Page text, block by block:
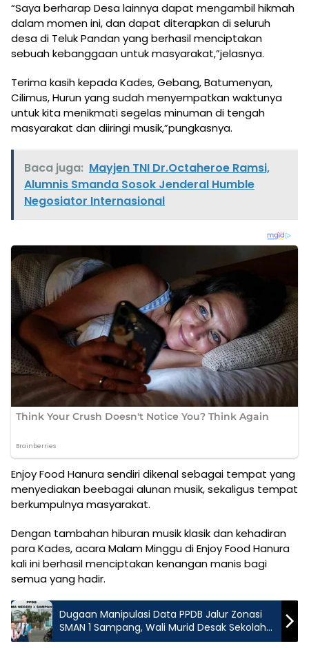
“Saya berharap Desa lainnya dapat mengambil hikmah
dalam momen ini, dan dapat diterapkan di seluruh
desa di Teluk Pandan yang berhasil menciptakan
sebuah kebanggaan untuk masyarakat,”jelasnya.
Terima kasih kepada Kades, Gebang, Batumenyan,
Cilimus, Hurun yang sudah menyempatkan waktunya
untuk kita menikmati segelas minuman di tengah
masyarakat dan diiringi musik,”pungkasnya.
Baca juga: Mayjen TNI Dr.Octaheroe Ramsi,
Alumnis Smanda Sosok Jenderal Humble
Negosiator Internasional
Enjoy Food Hanura sendiri dikenal sebagai tempat yang
menyediakan beebagai alunan musik, sekaligus tempat
berkumpulnya masyarakat.
Dengan tambahan hiburan musik klasik dan kehadiran
para Kades, acara Malam Minggu di Enjoy Food Hanura
kali ini berhasil menciptakan kenangan manis bagi
semua yang hadir.
Dugaan Manipulasi Data PPDB Jalur Zonasi
SMAN 1 Sampang, Wali Murid Desak Sekolah
Bertindak Tegas